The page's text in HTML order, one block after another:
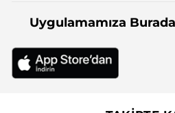
Uygulamamıza